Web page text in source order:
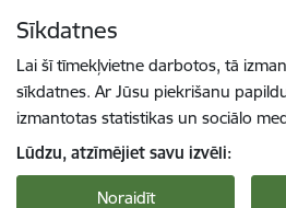
Sīkdatnes
Lai šī tīmekļvietne darbotos, tā
sīkdatnes. Ar Jūsu piekrišanu
izmantotas statistikas un sociālo
Lūdzu, atzīmējiet savu izvēli:
Noraidīt